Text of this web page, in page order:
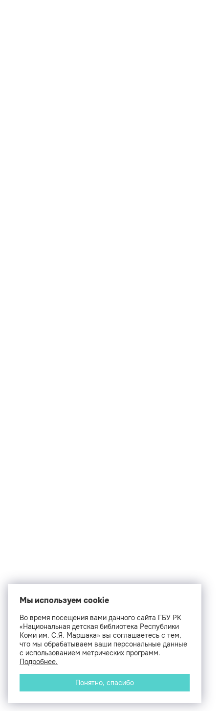
Мы используем cookie
Во время посещения вами данного сайта ГБУ РК
«Национальная детская библиотека Республики
Коми им. С.Я. Маршака» вы соглашаетесь с тем,
что мы обрабатываем ваши персональные данные
с использованием метрических программ.
Подробнее.
Понятно, спасибо